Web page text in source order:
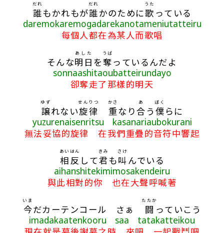
誰
だれ
もかれもが誰
だれ
かのために歌
うた
っている
daremokaremogadarekanotameniutatteiru
每個人都在為某人而歌唱
そんな明日
あした
を奪
うば
っているんだよ
sonnaashitaoubatteirundayo
卻奪走了那樣的明天
譲
ゆず
れない旋律
せんりつ
重
かさ
なり合
あ
う 僕
ぼく
らに
yuzurenaisenritsu kasanariaubokurani
無法妥協的旋律 在我們重疊的音符中響起
相
あい
反
はん
して君
きみ
も叫
さけ
んでいる
aihanshitekimimosakendeiru
與此相對的你 也在大聲呼喊著
今
いま
だカーテンコール さぁ 闘
たたか
っていこう
imadakaatenkooru saa tatakatteikou